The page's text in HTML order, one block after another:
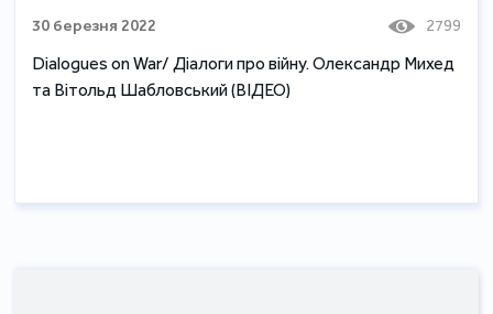
30 березня 2022 2799
Dialogues on War/ Діалоги про війну. Олександр Михед
та Вітольд Шабловський (ВІДЕО)